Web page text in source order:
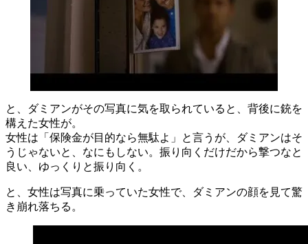
と、ダミアンがその写真に気を取られていると、背後に銃を
構えた女性が。
女性は「保険金が目的なら無駄よ」と言うが、ダミアンはそ
うじゃないと、なにもしない。振り向くだけだから撃つなと
良い、ゆっくりと振り向く。
と、女性は写真に乗っていた女性で、ダミアンの顔を見て驚
き崩れ落ちる。